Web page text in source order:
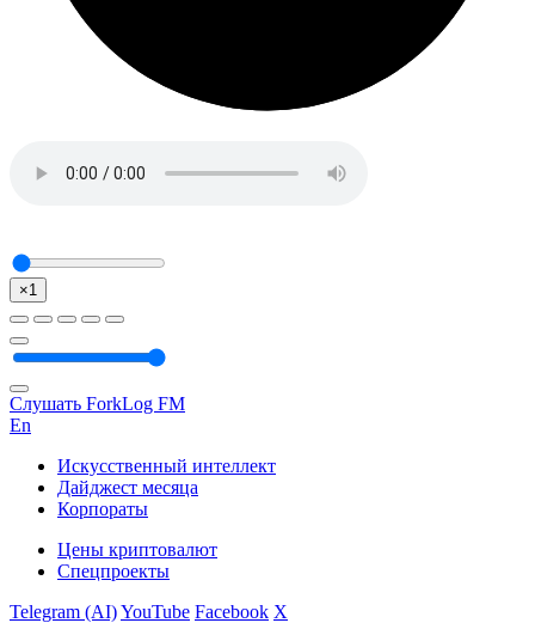
×1
Слушать ForkLog FM
En
Искусственный интеллект
Дайджест месяца
Корпораты
Цены криптовалют
Спецпроекты
Telegram (AI)YouTube Facebook X